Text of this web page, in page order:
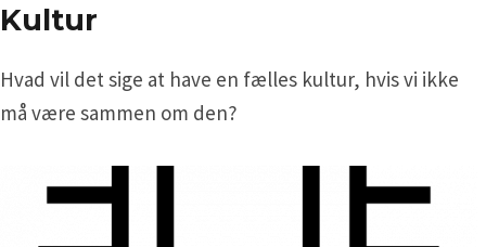
Kultur
Hvad vil det sige at have en fælles kultur, hvis vi ikke
må være sammen om den?